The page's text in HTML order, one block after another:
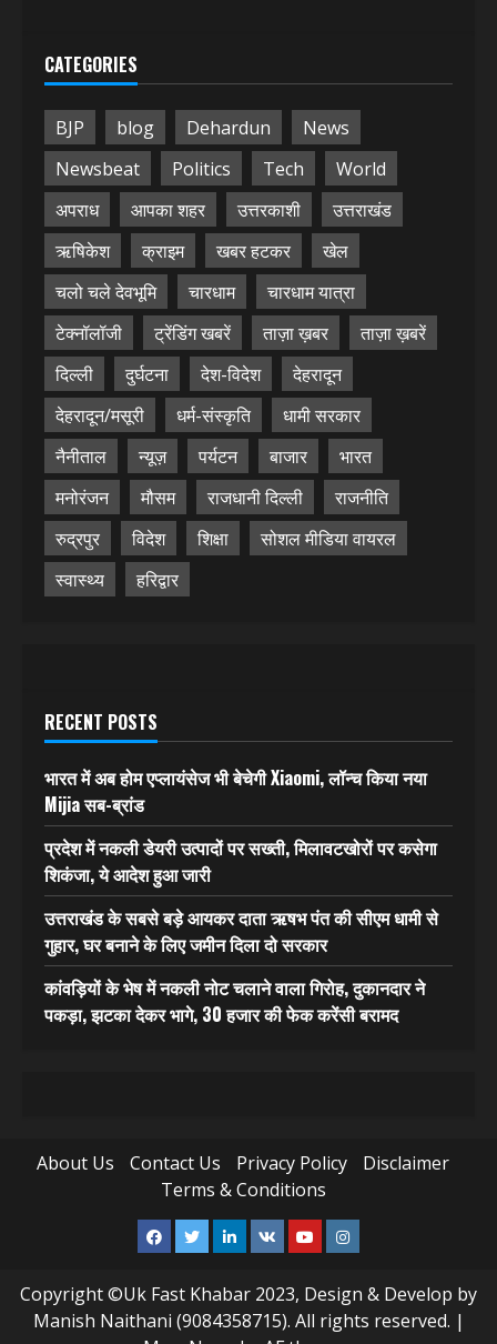
CATEGORIES
BJP blog Dehardun
News
Newsbeat
Politics Tech
World
अपराध
आपका शहर उत्तरकाशी
उत्तराखंड
ऋषिकेश
क्राइम खबर हटकर
खेल
चलो चले देवभूमि
चारधाम
चारधाम यात्रा
टेक्नॉलॉजी
ट्रेंडिंग खबरें ताज़ा ख़बर
ताज़ा ख़बरें
दिल्ली
दुर्घटना देश-विदेश
देहरादून
देहरादून/मसूरी
धर्म-संस्कृति
धामी सरकार
नैनीताल
न्यूज़ पर्यटन बाजार
भारत
मनोरंजन
मौसम राजधानी दिल्ली
राजनीति
रुद्रपुर
विदेश शिक्षा
सोशल मीडिया वायरल
स्वास्थ्य
हरिद्वार
RECENT POSTS
भारत में अब होम एप्लायंसेज भी बेचेगी Xiaomi, लॉन्च किया नया
Mijia सब-ब्रांड
प्रदेश में नकली डेयरी उत्पादों पर सख्ती, मिलावटखोरों पर कसेगा
शिकंजा, ये आदेश हुआ जारी
उत्तराखंड के सबसे बड़े आयकर दाता ऋषभ पंत की सीएम धामी से
गुहार, घर बनाने के लिए जमीन दिला दो सरकार
कांवड़ियों के भेष में नकली नोट चलाने वाला गिरोह, दुकानदार ने
पकड़ा, झटका देकर भागे, 30 हजार की फेक करेंसी बरामद
About Us Contact Us Privacy Policy
Disclaimer
Terms & Conditions
Facebook
TwitterLinkedin
VK YoutubeInstagram
Copyright ©Uk Fast Khabar 2023, Design & Develop by
Manish Naithani (9084358715). All rights reserved. |